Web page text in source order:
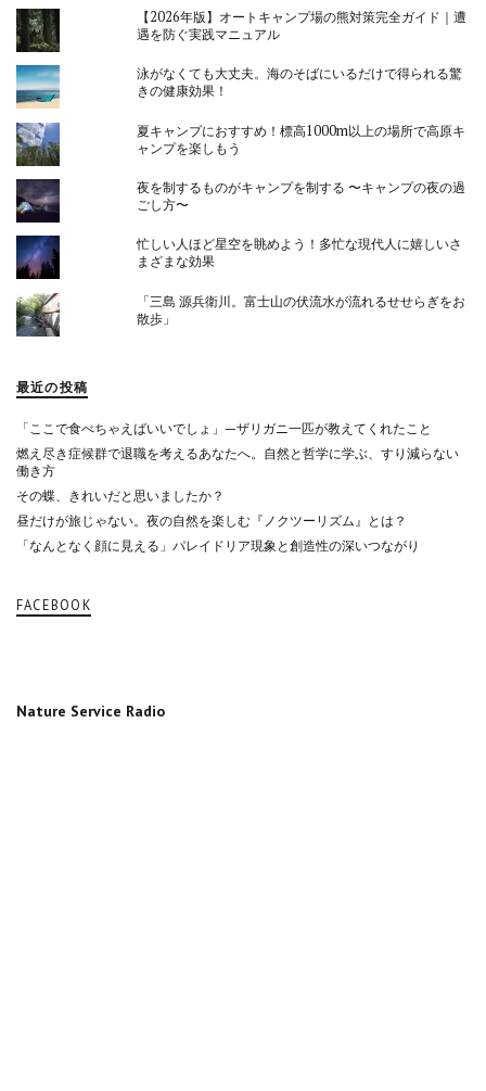
【2026年版】オートキャンプ場の熊対策完全ガイド｜遭
遇を防ぐ実践マニュアル
泳がなくても大丈夫。海のそばにいるだけで得られる驚
きの健康効果！
夏キャンプにおすすめ！標高1000m以上の場所で高原キ
ャンプを楽しもう
夜を制するものがキャンプを制する 〜キャンプの夜の過
ごし方〜
忙しい人ほど星空を眺めよう！多忙な現代人に嬉しいさ
まざまな効果
「三島 源兵衛川。富士山の伏流水が流れるせせらぎをお
散歩」
最近の投稿
「ここで食べちゃえばいいでしょ」—ザリガニ一匹が教えてくれたこと
燃え尽き症候群で退職を考えるあなたへ。自然と哲学に学ぶ、すり減らない
働き方
その蝶、きれいだと思いましたか？
昼だけが旅じゃない。夜の自然を楽しむ『ノクツーリズム』とは？
「なんとなく顔に見える」パレイドリア現象と創造性の深いつながり
FACEBOOK
Nature Service Radio